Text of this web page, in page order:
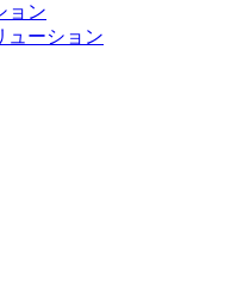
ョン
ューション